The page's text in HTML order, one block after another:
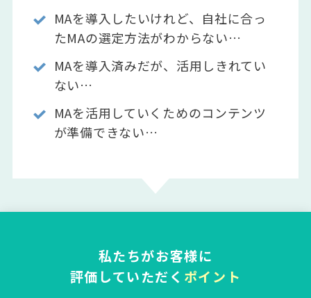
MAを導入したいけれど、自社に合っ
たMAの選定方法がわからない…
MAを導入済みだが、活用しきれてい
ない…
MAを活用していくためのコンテンツ
が準備できない…
私たちがお客様に
評価していただく ポイント